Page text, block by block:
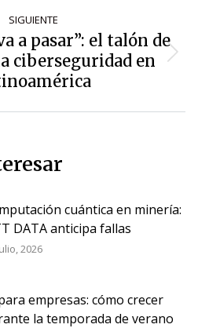
SIGUIENTE
Siguiente
entrada:
a pasar”: el talón de
ciberseguridad en
cuántica en minería:
DATA anticipa fallas
2026
empresas: cómo crecer
la temporada de verano